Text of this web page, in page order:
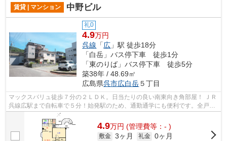
賃貸 | マンション 中野ビル
礼0
4.9万円
呉線 「広 」駅 徒歩18分
「白岳」バス停下車 徒歩1分
「東のりば」バス停下車 徒歩5分
築38年 / 48.69㎡
広島県呉市広白岳５丁目
マックスバリュ徒歩７分の２ＬＤＫ。日当たりの良い南東向き角部屋！ ＪＲ
呉線広駅まで自転車で５分！始発駅のため、通勤通学にも便利です。全戸角
部屋で日照・通風良好です。
4.9万円 (管理費等：- )
敷金 3ヶ月 礼金 0ヶ月